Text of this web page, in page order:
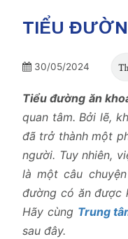
TIỂU
30/05/2024
Tiểu đường ăn
quan tâm. Bởi lẽ,
đã trở thành một
người. Tuy nhiên,
là một câu
đường có ăn được
Hãy cùng Trung
sau đây.